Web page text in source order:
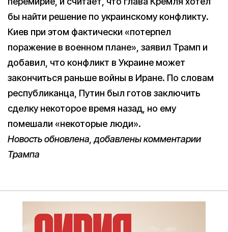
бы найти решение по украинскому конфликту.
Киев при этом фактически «потерпел
поражение в военном плане», заявил Трамп и
добавил, что конфликт в Украине может
закончиться раньше войны в Иране. По словам
республиканца, Путин был готов заключить
сделку некоторое время назад, но ему
помешали «некоторые люди».
Новость обновлена, добавлены комментарии
Трампа